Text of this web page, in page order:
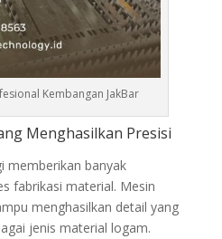
Kembangan JakBar
Menghasilkan Presisi
memberikan banyak
fabrikasi material. Mesin
menghasilkan detail yang
jenis material logam.